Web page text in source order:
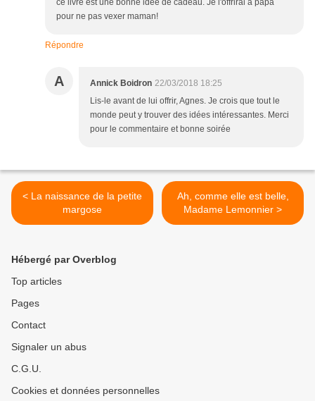
ce livre est une bonne idée de cadeau. Je l'offrirai à papa
pour ne pas vexer maman!
Répondre
A Annick Boidron 22/03/2018 18:25
Lis-le avant de lui offrir, Agnes. Je crois que tout le
monde peut y trouver des idées intéressantes. Merci
pour le commentaire et bonne soirée
< La naissance de la petite
margose
Ah, comme elle est belle,
Madame Lemonnier >
Hébergé par Overblog
Top articles
Pages
Contact
Signaler un abus
C.G.U.
Cookies et données personnelles